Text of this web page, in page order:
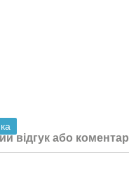
відгук або коментар